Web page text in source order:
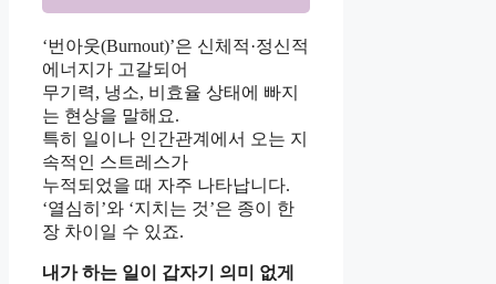
‘번아웃(Burnout)’은 신체적·정신적
에너지가 고갈되어
무기력, 냉소, 비효율 상태에 빠지
는 현상을 말해요.
특히 일이나 인간관계에서 오는 지
속적인 스트레스가
누적되었을 때 자주 나타납니다.
‘열심히’와 ‘지치는 것’은 종이 한
장 차이일 수 있죠.
내가 하는 일이 갑자기 의미 없게